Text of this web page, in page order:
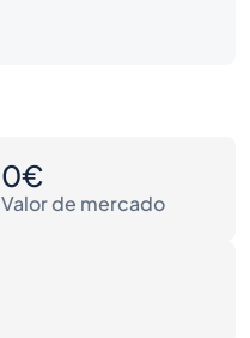
0€
Valor de mercado